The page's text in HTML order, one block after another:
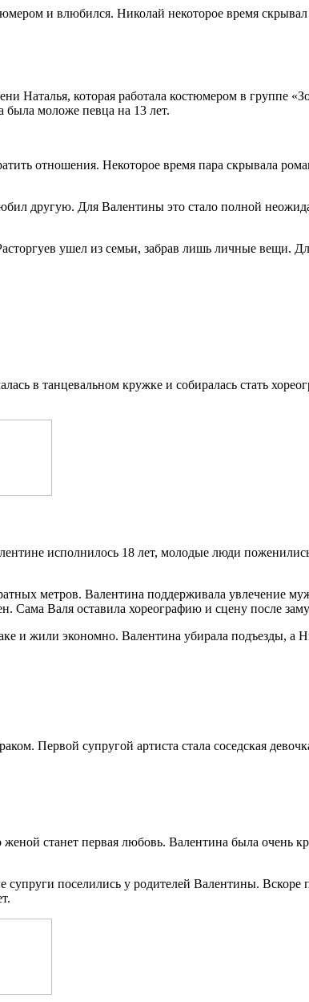
и влюбился. Николай некоторое время
Наталья, которая работала костюмером в группе
была моложе певца на 13 лет.
отношения. Некоторое время пара скрывала
другую. Для Валентины это стало полной
ушел из семьи, забрав лишь личные вещи.
в танцевальном кружке и собиралась стать
исполнилось 18 лет, молодые люди
метров. Валентина поддерживала увлечение
Сама Валя оставила хореографию и сцену после
и жили экономно. Валентина убирала подъезды, а
Первой супругой артиста стала соседская
станет первая любовь. Валентина была очень
поселились у родителей Валентины. Вскоре